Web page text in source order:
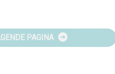
PAGINA